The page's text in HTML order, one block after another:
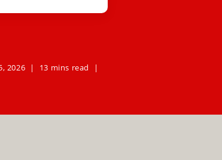
2026
13 mins read